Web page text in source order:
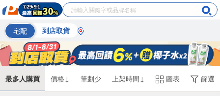
宅配 到店取貨
最多人購買 價格↓ 筆劃少 上架時間↓ 圖表 篩選